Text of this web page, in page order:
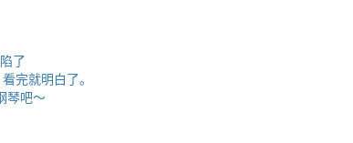
了
完就明白了。
琴吧～